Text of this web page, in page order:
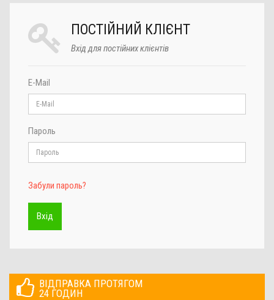
ПОСТІЙНИЙ КЛІЄНТ
Вхід для постійних клієнтів
E-Mail
Пароль
Забули пароль?
ВІДПРАВКА ПРОТЯГОМ
24 ГОДИН